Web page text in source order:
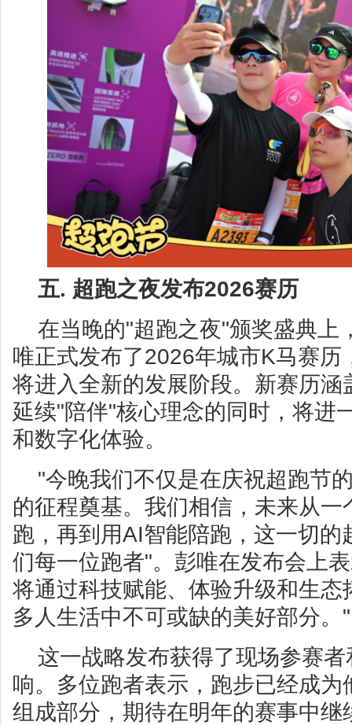
五. 超跑之夜发布2026赛历
在当晚的"超跑之夜"颁奖盛典上
唯正式发布了2026年城市K马赛历
将进入全新的发展阶段。新赛历涵
延续"陪伴"核心理念的同时，将进
和数字化体验。
"今晚我们不仅是在庆祝超跑节
的征程奠基。我们相信，未来从一
跑，再到用AI智能陪跑，这一切的
们每一位跑者"。彭唯在发布会上
将通过科技赋能、体验升级和生态
多人生活中不可或缺的美好部分。"
这一战略发布获得了现场参赛
响。多位跑者表示，跑步已经成
组成部分，期待在明年的赛事中继